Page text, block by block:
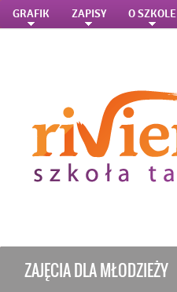
GRAFIK ZAPISY O SZKOLE
ZAJĘCIA DLA MŁODZIEŻY